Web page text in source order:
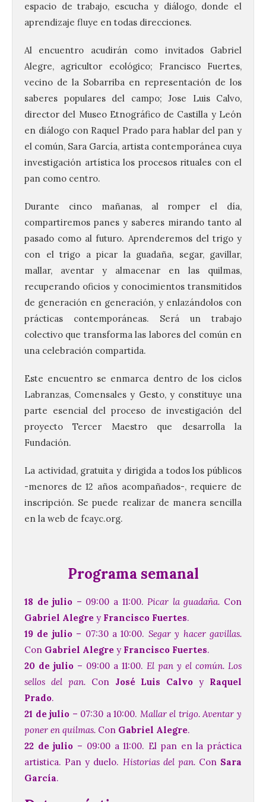
espacio de trabajo, escucha y diálogo, donde el
aprendizaje fluye en todas direcciones.
Al encuentro acudirán como invitados Gabriel
Alegre, agricultor ecológico; Francisco Fuertes,
vecino de la Sobarriba en representación de los
saberes populares del campo; Jose Luis Calvo,
director del Museo Etnográfico de Castilla y León
en diálogo con Raquel Prado para hablar del pan y
el común, Sara García, artista contemporánea cuya
investigación artística los procesos rituales con el
pan como centro.
Durante cinco mañanas, al romper el día,
compartiremos panes y saberes mirando tanto al
pasado como al futuro. Aprenderemos del trigo y
con el trigo a picar la guadaña, segar, gavillar,
mallar, aventar y almacenar en las quilmas,
recuperando oficios y conocimientos transmitidos
de generación en generación, y enlazándolos con
prácticas contemporáneas. Será un trabajo
colectivo que transforma las labores del común en
una celebración compartida.
Este encuentro se enmarca dentro de los ciclos
Labranzas, Comensales y Gesto, y constituye una
parte esencial del proceso de investigación del
proyecto Tercer Maestro que desarrolla la
Fundación.
La actividad, gratuita y dirigida a todos los públicos
-menores de 12 años acompañados-, requiere de
inscripción. Se puede realizar de manera sencilla
en la web de fcayc.org.
Programa semanal
18 de julio – 09:00 a 11:00.Picar la guadaña. Con
Gabriel Alegre y Francisco Fuertes.
19 de julio– 07:30 a 10:00. Segar y hacer gavillas.
Con Gabriel Alegre y Francisco Fuertes.
20 de julio – 09:00 a 11:00. El pan y el común. Los
sellos del pan.Con José Luis Calvo y Raquel
Prado.
21 de julio – 07:30 a 10:00. Mallar el trigo. Aventar y
poner en quilmas. Con Gabriel Alegre.
22 de julio – 09:00 a 11:00. El pan en la práctica
artistica. Pan y duelo. Historias del pan.Con Sara
García.